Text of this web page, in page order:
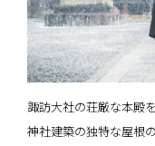
諏訪大社の荘厳な本殿
神社建築の独特な屋根